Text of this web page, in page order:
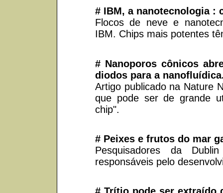
# IBM, a nanotecnologia :
Flocos de neve e
IBM. Chips mais potentes
# Nanoporos cônicos
diodos para a
Artigo publicado na Nature
que pode ser de grande
chip".
# Peixes e frutos do mar
Pesquisadores da
responsáveis pelo